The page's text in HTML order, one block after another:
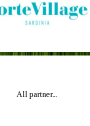
All partner...